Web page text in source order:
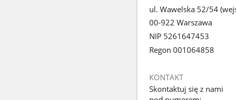
ul. Wawelska 52/54
00-922 Warszawa
NIP 5261647453
Regon 001064858
KONTAKT
Skontaktuj się z nami